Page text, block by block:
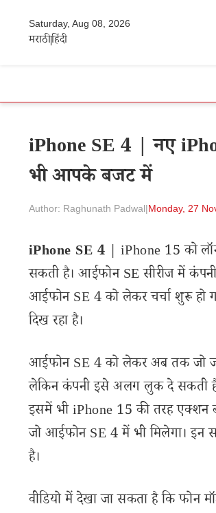
Saturday, Aug 08, 2026
मराठीहिंदी
iPhone SE 4 | नए
भी आपके बजट में
Author: Raghunath Padwal|Monday, 27
iPhone SE 4 | iPhone 15 को
सकती है। आईफोन SE सीरीज में
आईफोन SE 4 को लेकर चर्चा शुरू हो
दिख रहा है।
आईफोन SE 4 को लेकर अब तक जो
लेकिन कंपनी इसे अलग लुक दे सकती है,
इसमें भी iPhone 15 की तरह एक्शन
जो आईफोन SE 4 में भी मिलेगा। इन
है।
वीडियो में देखा जा सकता है कि फोन